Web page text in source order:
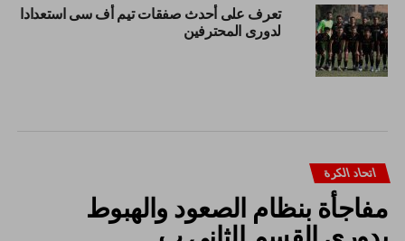
تعرف على أحدث صفقات تيم أف سى استعدادا
لدورى المحترفين
اتحاد الكرة
مفاجأة بنظام الصعود والهبوط
بدوري القسم الثاني ب